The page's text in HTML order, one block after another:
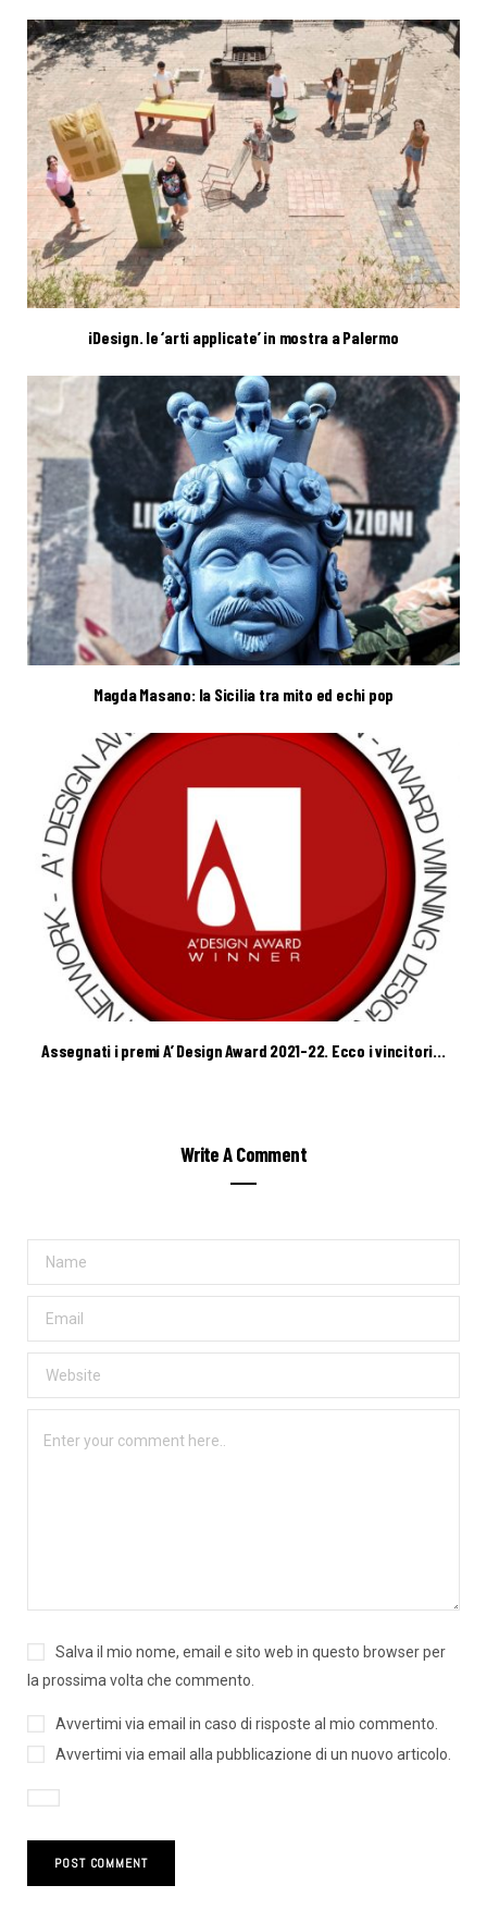
iDesign. le ‘arti applicate’ in mostra a Palermo
Magda Masano: la Sicilia tra mito ed echi pop
Assegnati i premi A’ Design Award 2021-22. Ecco i vincitori…
Write A Comment
Salva il mio nome, email e sito web in questo browser per
la prossima volta che commento.
Avvertimi via email in caso di risposte al mio commento.
Avvertimi via email alla pubblicazione di un nuovo articolo.